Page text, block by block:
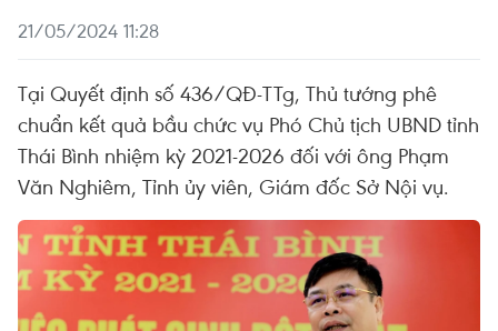
21/05/2024 11:28
Tại Quyết định số 436/QĐ-TTg, Thủ tướng phê
chuẩn kết quả bầu chức vụ Phó Chủ tịch UBND tỉnh
Thái Bình nhiệm kỳ 2021-2026 đối với ông Phạm
Văn Nghiêm, Tỉnh ủy viên, Giám đốc Sở Nội vụ.